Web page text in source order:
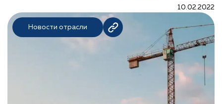
10.02.2022
Новости отрасли